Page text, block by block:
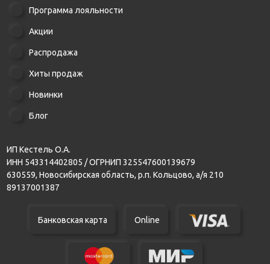
Программа лояльности
Акции
Распродажа
Хиты продаж
Новинки
Блог
ИП Кестель О.А.
ИНН 543314402805 / ОГРНИП 325547600139679
630559, Новосибирская область, р.п. Кольцово, а/я 210
89137001387
Банковская карта Online